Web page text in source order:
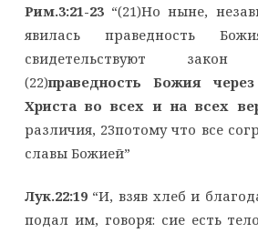
Рим.3:21-23“(21)Но ныне,
явилась праведность
свидетельствуют
(22)праведность Божия
Христа во всех и на всех
различия, 23потому что все
славы Божией”
Лук.22:19“И, взяв хлеб и
подал им, говоря: сие есть